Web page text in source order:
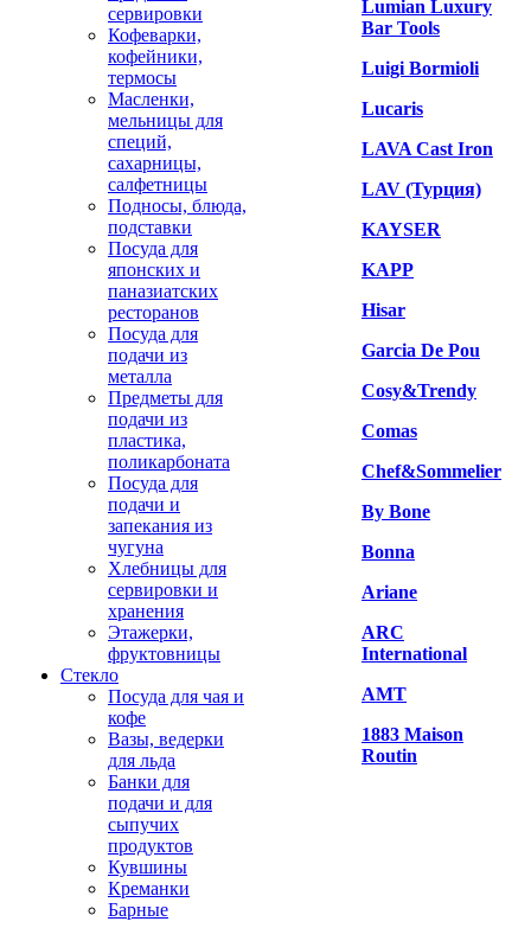
сервировки
Кофеварки,
кофейники,
термосы
Масленки,
мельницы для
специй,
сахарницы,
салфетницы
Подносы, блюда,
подставки
Посуда для
японских и
паназиатских
ресторанов
Посуда для
подачи из
металла
Предметы для
подачи из
пластика,
поликарбоната
Посуда для
подачи и
запекания из
чугуна
Хлебницы для
сервировки и
хранения
Этажерки,
фруктовницы
Стекло
Посуда для чая и
кофе
Вазы, ведерки
для льда
Банки для
подачи и для
сыпучих
продуктов
Кувшины
Креманки
Барные
Lumian Luxury
Bar Tools
Luigi Bormioli
Lucaris
LAVA Cast Iron
LAV (Турция)
KAYSER
KAPP
Hisar
Garcia De Pou
Cosy&Trendy
Comas
Chef&Sommelier
By Bone
Bonna
Ariane
ARC
International
AMT
1883 Maison
Routin